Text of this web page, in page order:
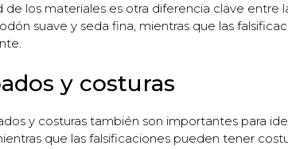
de los materiales es otra diferencia clave entre
suave y seda fina, mientras que las
y costuras
y costuras también son importantes para
que las falsificaciones pueden tener